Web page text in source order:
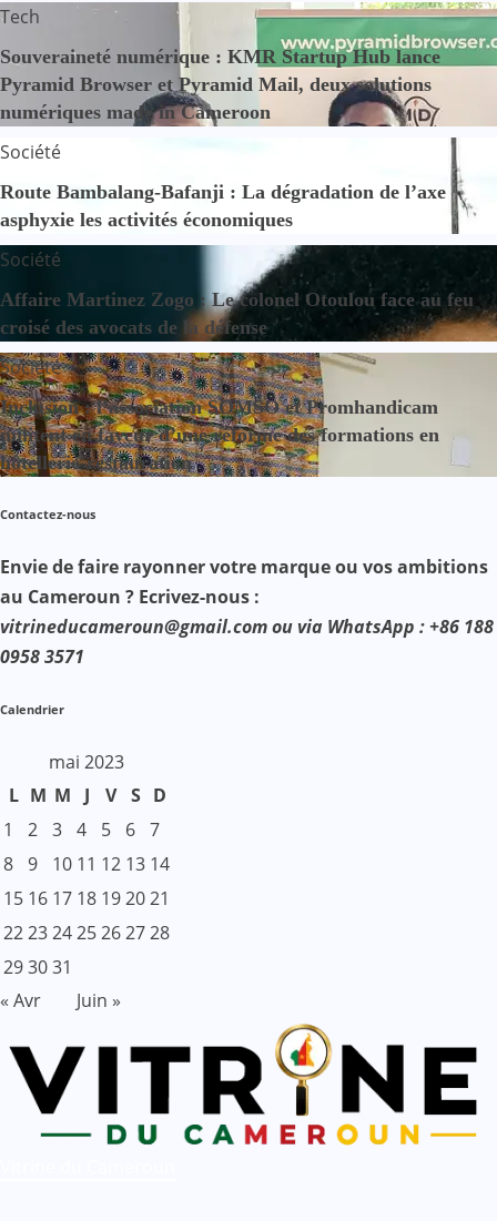
Tech
Souveraineté numérique : KMR Startup Hub lance
Pyramid Browser et Pyramid Mail, deux solutions
numériques made in Cameroon
Société
Route Bambalang-Bafanji : La dégradation de l’axe
asphyxie les activités économiques
Société
Affaire Martinez Zogo : Le colonel Otoulou face au feu
croisé des avocats de la défense
Société
Inclusion : l’association SOMSO et Promhandicam
militent en faveur d’une réforme des formations en
hôtellerie-restauration
Contactez-nous
Envie de faire rayonner votre marque ou vos ambitions
au Cameroun ? Ecrivez-nous :
vitrineducameroun@gmail.com ou via WhatsApp : +86 188
0958 3571
Calendrier
mai 2023
L M M J V S D
1
2 3 4 5 6 7
8 9 10 11 12 13 14
15 16 17 18 192021
22232425262728
293031
« Avr
Juin »